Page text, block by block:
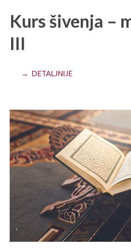
Kurs šivenja –
III
→ DETALJNIJE